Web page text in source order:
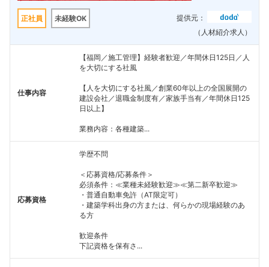
正社員 未経験OK
提供元：
（人材紹介求人）
仕事内容
【福岡／施工管理】経験者歓迎／年間休日125日／人
を大切にする社風
【人を大切にする社風／創業60年以上の全国展開の
建設会社／退職金制度有／家族手当有／年間休日125
日以上】
業務内容：各種建築...
応募資格
学歴不問
＜応募資格/応募条件＞
必須条件：≪業種未経験歓迎≫≪第二新卒歓迎≫
・普通自動車免許（AT限定可）
・建築学科出身の方または、何らかの現場経験のあ
る方
歓迎条件
下記資格を保有さ...